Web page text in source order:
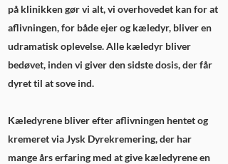
på klinikken gør vi alt, vi overhovedet kan for at
aflivningen, for både ejer og kæledyr, bliver en
udramatisk oplevelse. Alle kæledyr bliver
bedøvet, inden vi giver den sidste dosis, der får
dyret til at sove ind.
Kæledyrene bliver efter aflivningen hentet og
kremeret via Jysk Dyrekremering, der har
mange års erfaring med at give kæledyrene en